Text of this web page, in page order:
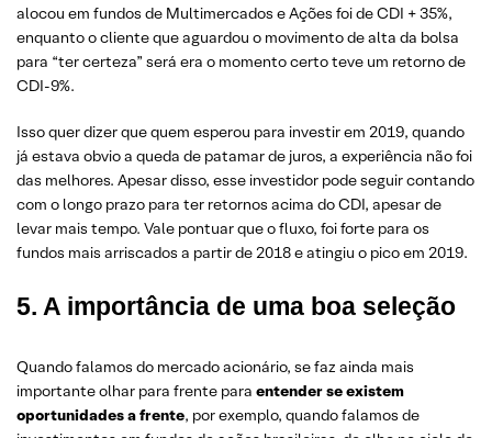
alocou em fundos de Multimercados e Ações foi de CDI + 35%,
enquanto o cliente que aguardou o movimento de alta da bolsa
para “ter certeza” será era o momento certo teve um retorno de
CDI-9%.
Isso quer dizer que quem esperou para investir em 2019, quando
já estava obvio a queda de patamar de juros, a experiência não foi
das melhores. Apesar disso, esse investidor pode seguir contando
com o longo prazo para ter retornos acima do CDI, apesar de
levar mais tempo. Vale pontuar que o fluxo, foi forte para os
fundos mais arriscados a partir de 2018 e atingiu o pico em 2019.
5. A importância de uma boa seleção
Quando falamos do mercado acionário, se faz ainda mais
importante olhar para frente para entender se existem
oportunidades a frente, por exemplo, quando falamos de